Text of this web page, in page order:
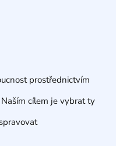
prostřednictvím
cílem je vybrat ty